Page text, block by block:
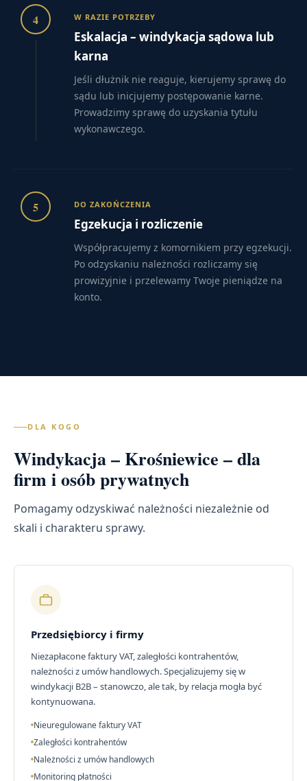
4 W RAZIE POTRZEBY
Eskalacja – windykacja sądowa lub
karna
Jeśli dłużnik nie reaguje, kierujemy sprawę do
sądu lub inicjujemy postępowanie karne.
Prowadzimy sprawę do uzyskania tytułu
wykonawczego.
5 DO ZAKOŃCZENIA
Egzekucja i rozliczenie
Współpracujemy z komornikiem przy egzekucji.
Po odzyskaniu należności rozliczamy się
prowizyjnie i przelewamy Twoje pieniądze na
konto.
DLA KOGO
Windykacja – Krośniewice – dla
firm i osób prywatnych
Pomagamy odzyskiwać należności niezależnie od
skali i charakteru sprawy.
Przedsiębiorcy i firmy
Niezapłacone faktury VAT, zaległości kontrahentów,
należności z umów handlowych. Specjalizujemy się w
windykacji B2B – stanowczo, ale tak, by relacja mogła być
kontynuowana.
Nieuregulowane faktury VAT
Zaległości kontrahentów
Należności z umów handlowych
Monitoring płatności